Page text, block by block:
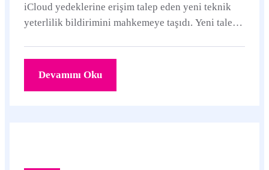
iCloud yedeklerine erişim talep eden yeni teknik
yeterlilik bildirimini mahkemeye taşıdı. Yeni talep
Devamını Oku